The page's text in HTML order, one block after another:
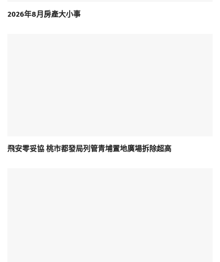
2026年8月房產大小事
飛安零妥協 桃市都發局列管青埔置地廣場拆除超高